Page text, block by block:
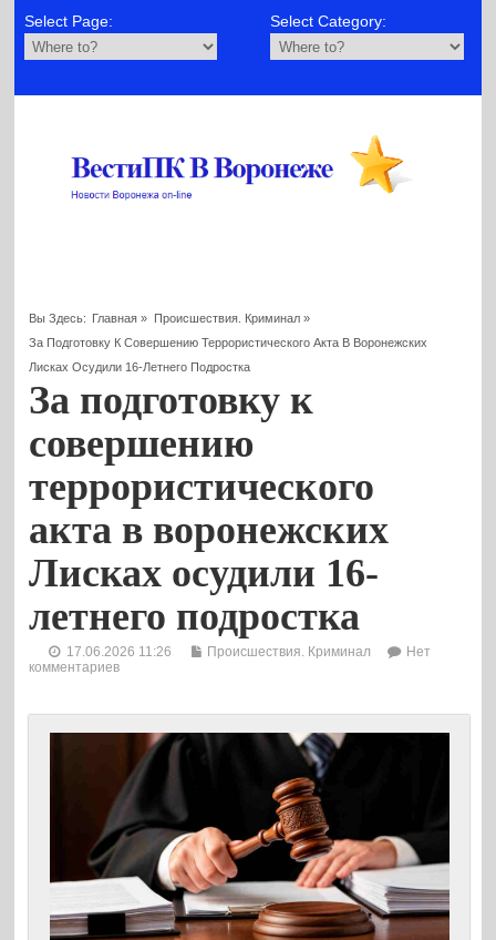
Select Page: Select Category:
Вы Здесь: Главная » Происшествия. Криминал»
За Подготовку К Совершению Террористического Акта В Воронежских
Лисках Осудили 16-Летнего Подростка
За подготовку к
совершению
террористического
акта в воронежских
Лисках осудили 16-
летнего подростка
17.06.2026 11:26 Происшествия. Криминал
Нет
комментариев